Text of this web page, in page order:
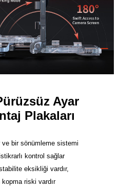
Ayar
Plakaları
bir sönümleme sistemi
kontrol sağlar
eksikliği vardır,
kopma riski vardır